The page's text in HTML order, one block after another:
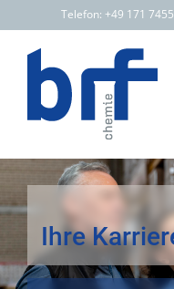
Inhalt
springen
Telefon: +49 171
Ihre